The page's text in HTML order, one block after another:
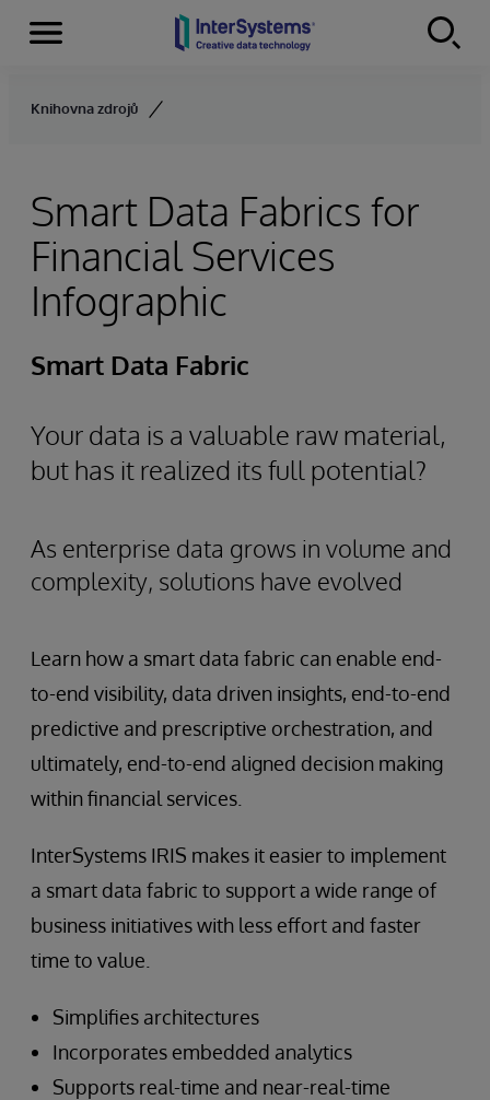
Skip to content
Menu
Knihovna zdrojů
Smart Data Fabrics for
Financial Services
Infographic
Smart Data Fabric
Your data is a valuable raw material,
but has it realized its full potential?
As enterprise data grows in volume and
complexity, solutions have evolved
Learn how a smart data fabric can enable end-
to-end visibility, data driven insights, end-to-end
predictive and prescriptive orchestration, and
ultimately, end-to-end aligned decision making
within financial services.
InterSystems IRIS makes it easier to implement
a smart data fabric to support a wide range of
business initiatives with less effort and faster
time to value.
Simplifies architectures
Incorporates embedded analytics
Supports real-time and near-real-time